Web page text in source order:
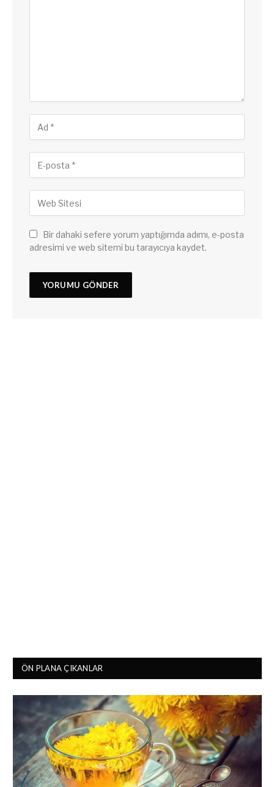
Bir dahaki sefere yorum yaptığımda adımı, e-posta
adresimi ve web sitemi bu tarayıcıya kaydet.
ÖN PLANA ÇIKANLAR